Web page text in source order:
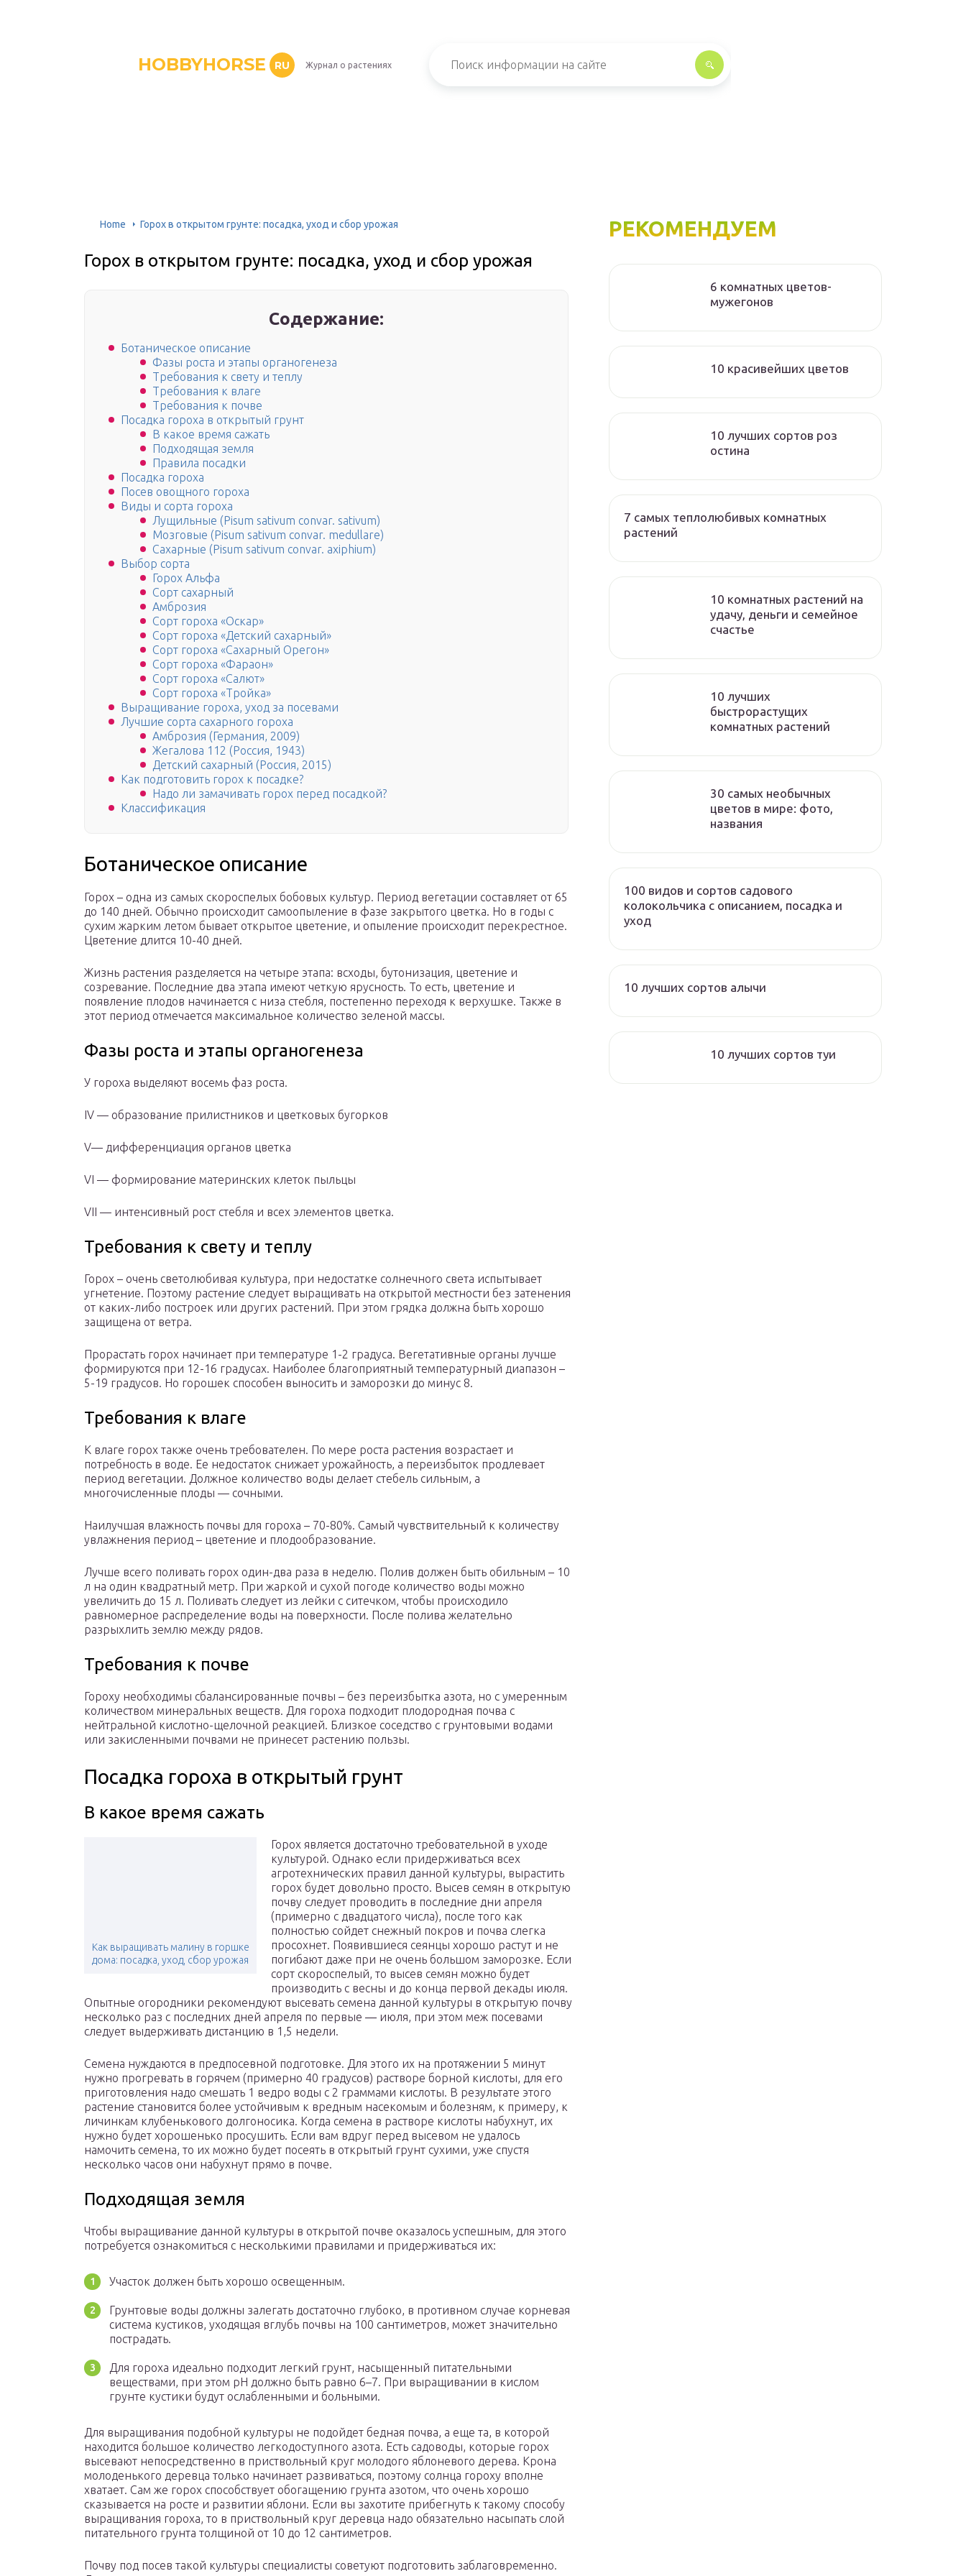
HOBBYHORSE RU Журнал о растениях
Home Горох в открытом грунте: посадка, уход и сбор урожая
Горох в открытом грунте: посадка, уход и сбор урожая
Содержание:
Ботаническое описание
Фазы роста и этапы органогенеза
Требования к свету и теплу
Требования к влаге
Требования к почве
Посадка гороха в открытый грунт
В какое время сажать
Подходящая земля
Правила посадки
Посадка гороха
Посев овощного гороха
Виды и сорта гороха
Лущильные (Pisum sativum convar. sativum)
Мозговые (Pisum sativum convar. medullare)
Сахарные (Pisum sativum convar. axiphium)
Выбор сорта
Горох Альфа
Сорт сахарный
Амброзия
Сорт гороха «Оскар»
Сорт гороха «Детский сахарный»
Сорт гороха «Сахарный Орегон»
Сорт гороха «Фараон»
Сорт гороха «Салют»
Сорт гороха «Тройка»
Выращивание гороха, уход за посевами
Лучшие сорта сахарного гороха
Амброзия (Германия, 2009)
Жегалова 112 (Россия, 1943)
Детский сахарный (Россия, 2015)
Как подготовить горох к посадке?
Надо ли замачивать горох перед посадкой?
Классификация
Ботаническое описание
Горох – одна из самых скороспелых бобовых культур. Период вегетации составляет от 65
до 140 дней. Обычно происходит самоопыление в фазе закрытого цветка. Но в годы с
сухим жарким летом бывает открытое цветение, и опыление происходит перекрестное.
Цветение длится 10-40 дней.
Жизнь растения разделяется на четыре этапа: всходы, бутонизация, цветение и
созревание. Последние два этапа имеют четкую ярусность. То есть, цветение и
появление плодов начинается с низа стебля, постепенно переходя к верхушке. Также в
этот период отмечается максимальное количество зеленой массы.
Фазы роста и этапы органогенеза
У гороха выделяют восемь фаз роста.
IV — образование прилистников и цветковых бугорков
V— дифференциация органов цветка
VI — формирование материнских клеток пыльцы
VII — интенсивный рост стебля и всех элементов цветка.
Требования к свету и теплу
Горох – очень светолюбивая культура, при недостатке солнечного света испытывает
угнетение. Поэтому растение следует выращивать на открытой местности без затенения
от каких-либо построек или других растений. При этом грядка должна быть хорошо
защищена от ветра.
Прорастать горох начинает при температуре 1-2 градуса. Вегетативные органы лучше
формируются при 12-16 градусах. Наиболее благоприятный температурный диапазон –
5-19 градусов. Но горошек способен выносить и заморозки до минус 8.
Требования к влаге
К влаге горох также очень требователен. По мере роста растения возрастает и
потребность в воде. Ее недостаток снижает урожайность, а переизбыток продлевает
период вегетации. Должное количество воды делает стебель сильным, а
многочисленные плоды — сочными.
Наилучшая влажность почвы для гороха – 70-80%. Самый чувствительный к количеству
увлажнения период – цветение и плодообразование.
Лучше всего поливать горох один-два раза в неделю. Полив должен быть обильным – 10
л на один квадратный метр. При жаркой и сухой погоде количество воды можно
увеличить до 15 л. Поливать следует из лейки с ситечком, чтобы происходило
равномерное распределение воды на поверхности. После полива желательно
разрыхлить землю между рядов.
Требования к почве
Гороху необходимы сбалансированные почвы – без переизбытка азота, но с умеренным
количеством минеральных веществ. Для гороха подходит плодородная почва с
нейтральной кислотно-щелочной реакцией. Близкое соседство с грунтовыми водами
или закисленными почвами не принесет растению пользы.
Посадка гороха в открытый грунт
В какое время сажать
Как выращивать малину в горшке
дома: посадка, уход, сбор урожая
Горох является достаточно требовательной в уходе
культурой. Однако если придерживаться всех
агротехнических правил данной культуры, вырастить
горох будет довольно просто. Высев семян в открытую
почву следует проводить в последние дни апреля
(примерно с двадцатого числа), после того как
полностью сойдет снежный покров и почва слегка
просохнет. Появившиеся сеянцы хорошо растут и не
погибают даже при не очень большом заморозке. Если
сорт скороспелый, то высев семян можно будет
производить с весны и до конца первой декады июля.
Опытные огородники рекомендуют высевать семена данной культуры в открытую почву
несколько раз с последних дней апреля по первые ― июля, при этом меж посевами
следует выдерживать дистанцию в 1,5 недели.
Семена нуждаются в предпосевной подготовке. Для этого их на протяжении 5 минут
нужно прогревать в горячем (примерно 40 градусов) растворе борной кислоты, для его
приготовления надо смешать 1 ведро воды с 2 граммами кислоты. В результате этого
растение становится более устойчивым к вредным насекомым и болезням, к примеру, к
личинкам клубенькового долгоносика. Когда семена в растворе кислоты набухнут, их
нужно будет хорошенько просушить. Если вам вдруг перед высевом не удалось
намочить семена, то их можно будет посеять в открытый грунт сухими, уже спустя
несколько часов они набухнут прямо в почве.
Подходящая земля
Чтобы выращивание данной культуры в открытой почве оказалось успешным, для этого
потребуется ознакомиться с несколькими правилами и придерживаться их:
Участок должен быть хорошо освещенным.
Грунтовые воды должны залегать достаточно глубоко, в противном случае корневая
система кустиков, уходящая вглубь почвы на 100 сантиметров, может значительно
пострадать.
Для гороха идеально подходит легкий грунт, насыщенный питательными
веществами, при этом рН должно быть равно 6–7. При выращивании в кислом
грунте кустики будут ослабленными и больными.
Для выращивания подобной культуры не подойдет бедная почва, а еще та, в которой
находится большое количество легкодоступного азота. Есть садоводы, которые горох
высевают непосредственно в приствольный круг молодого яблоневого дерева. Крона
молоденького деревца только начинает развиваться, поэтому солнца гороху вполне
хватает. Сам же горох способствует обогащению грунта азотом, что очень хорошо
сказывается на росте и развитии яблони. Если вы захотите прибегнуть к такому способу
выращивания гороха, то в приствольный круг деревца надо обязательно насыпать слой
питательного грунта толщиной от 10 до 12 сантиметров.
Почву под посев такой культуры специалисты советуют подготовить заблаговременно.
РЕКОМЕНДУЕМ
6 комнатных цветов-
мужегонов
10 красивейших цветов
10 лучших сортов роз
остина
7 самых теплолюбивых комнатных
растений
10 комнатных растений на
удачу, деньги и семейное
счастье
10 лучших
быстрорастущих
комнатных растений
30 самых необычных
цветов в мире: фото,
названия
100 видов и сортов садового
колокольчика с описанием, посадка и
уход
10 лучших сортов алычи
10 лучших сортов туи